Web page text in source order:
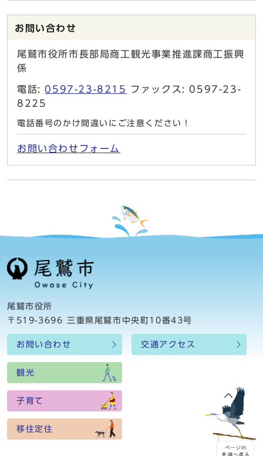
お問い合わせ
尾鷲市役所市長部局商工観光事業推進課商工振興
係
電話: 0597-23-8215
ファックス: 0597-23-
8225
電話番号のかけ間違いにご注意ください！
お問い合わせフォーム
尾鷲市役所
〒519-3696 三重県尾鷲市中央町10番43号
お問い合わせ 交通アクセス
観光
子育て
移住定住